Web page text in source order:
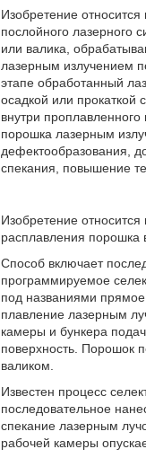
Изобретение
послойного лазерного
или валика,
лазерным излучением
этапе обработанный
осадкой или
внутри
порошка лазерным
дефектообразования,
спекания, повышение
Изобретение
расплавления порошка
Способ включает
программируемое
под названиями
плавление лазерным
камеры и бункера
поверхность. Порошок
валиком.
Известен процесс
последовательное
спекание лазерным
рабочей камеры